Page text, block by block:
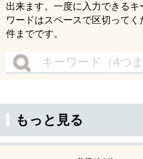
出来ます。一度に入力できる
ワードはスペースで区切って
件までです。
もっと見る